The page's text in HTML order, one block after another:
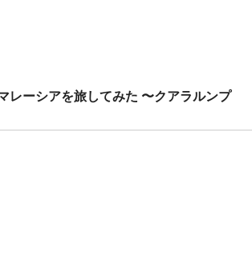
レーシアを旅してみた 〜クアラルンプ